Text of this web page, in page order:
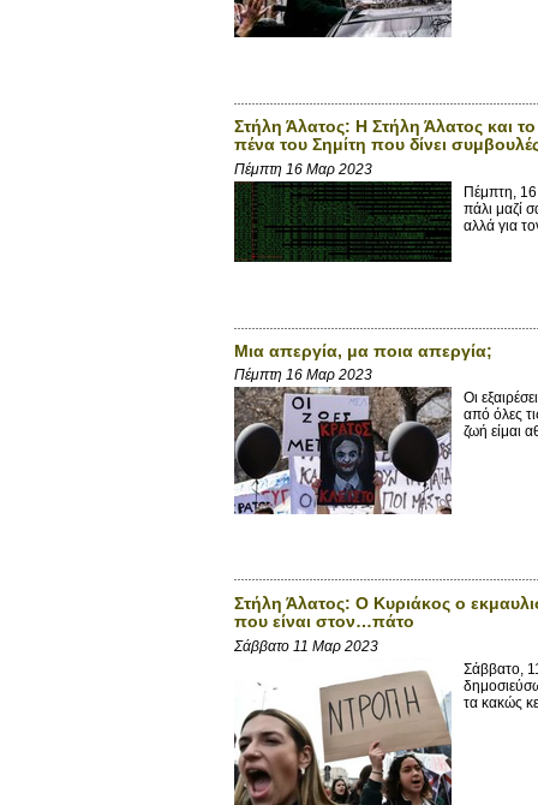
Στήλη Άλατος: Η Στήλη Άλατος και
πένα του Σημίτη που δίνει
Πέμπτη 16 Μαρ 2023
Πέμπτη, 16
πάλι μαζί
αλλά για
Μια απεργία, μα ποια απεργία;
Πέμπτη 16 Μαρ 2023
Οι
από όλες
ζωή είμαι
Στήλη Άλατος: Ο Κυριάκος ο
που είναι στον…πάτο
Σάββατο 11 Μαρ 2023
Σάββατο,
τα κακώς